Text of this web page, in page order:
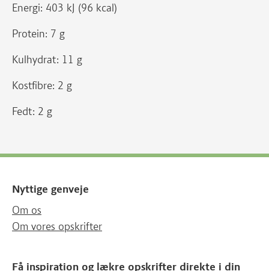
Energi: 403 kJ (96 kcal)
Protein: 7 g
Kulhydrat: 11 g
Kostfibre: 2 g
Fedt: 2 g
Nyttige genveje
Om os
Om vores opskrifter
Få inspiration og lækre opskrifter direkte i din